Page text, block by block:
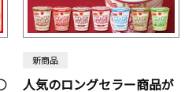
新商品
人気のロングセラー商品が